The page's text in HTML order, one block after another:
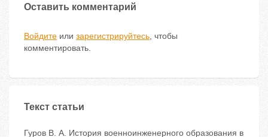
Оставить комментарий
Войдите или зарегистрируйтесь, чтобы
комментировать.
Текст статьи
Гуров В. А. История военноинженерного образования в